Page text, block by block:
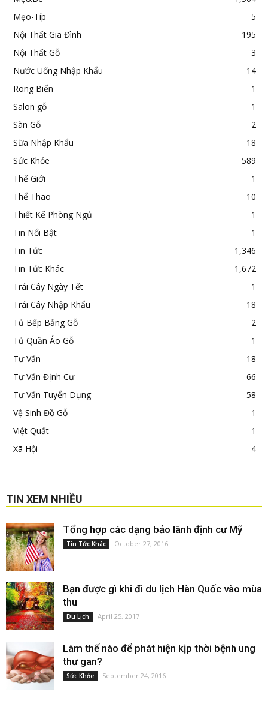
Mẹo-Típ
5
Nội Thất Gia Đình
195
Nội Thất Gỗ
3
Nước Uống Nhập Khẩu
14
Rong Biển
1
Salon gỗ
1
Sàn Gỗ
2
Sữa Nhập Khẩu
18
Sức Khỏe
589
Thế Giới
1
Thể Thao
10
Thiết Kế Phòng Ngủ
1
Tin Nổi Bật
1
Tin Tức
1,346
Tin Tức Khác
1,672
Trái Cây Ngày Tết
1
Trái Cây Nhập Khẩu
18
Tủ Bếp Bằng Gỗ
2
Tủ Quần Áo Gỗ
1
Tư Vấn
18
Tư Vấn Định Cư
66
Tư Vấn Tuyển Dụng
58
Vệ Sinh Đồ Gỗ
1
Việt Quất
1
Xã Hội
4
TIN XEM NHIỀU
Tổng hợp các dạng bảo lãnh định cư Mỹ
Tin Tức Khác October 27, 2016
Bạn được gì khi đi du lịch Hàn Quốc vào mùa
thu
Du Lịch April 25, 2017
Làm thế nào để phát hiện kịp thời bệnh ung
thư gan?
Sức Khỏe September 24, 2016